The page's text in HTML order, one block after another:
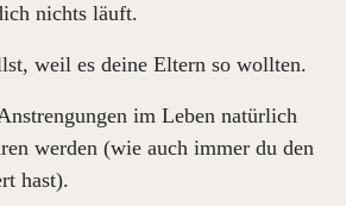
nichts läuft.
weil es deine Eltern so wollten.
im Leben natürlich
werden (wie auch immer du den
hast).